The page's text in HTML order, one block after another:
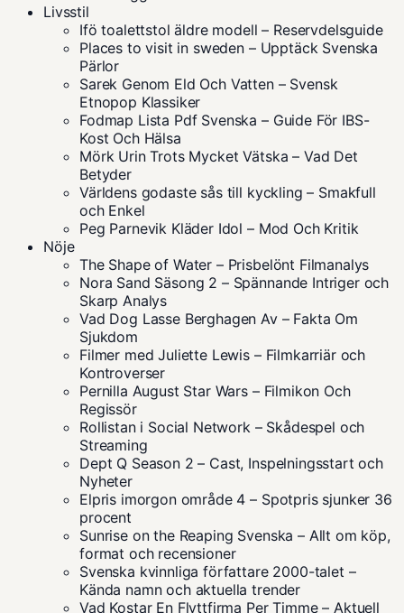
Livsstil
Ifö toalettstol äldre modell – Reservdelsguide
Places to visit in sweden – Upptäck Svenska
Pärlor
Sarek Genom Eld Och Vatten – Svensk
Etnopop Klassiker
Fodmap Lista Pdf Svenska – Guide För IBS-
Kost Och Hälsa
Mörk Urin Trots Mycket Vätska – Vad Det
Betyder
Världens godaste sås till kyckling – Smakfull
och Enkel
Peg Parnevik Kläder Idol – Mod Och Kritik
Nöje
The Shape of Water – Prisbelönt Filmanalys
Nora Sand Säsong 2 – Spännande Intriger och
Skarp Analys
Vad Dog Lasse Berghagen Av – Fakta Om
Sjukdom
Filmer med Juliette Lewis – Filmkarriär och
Kontroverser
Pernilla August Star Wars – Filmikon Och
Regissör
Rollistan i Social Network – Skådespel och
Streaming
Dept Q Season 2 – Cast, Inspelningsstart och
Nyheter
Elpris imorgon område 4 – Spotpris sjunker 36
procent
Sunrise on the Reaping Svenska – Allt om köp,
format och recensioner
Svenska kvinnliga författare 2000-talet –
Kända namn och aktuella trender
Vad Kostar En Flyttfirma Per Timme – Aktuell